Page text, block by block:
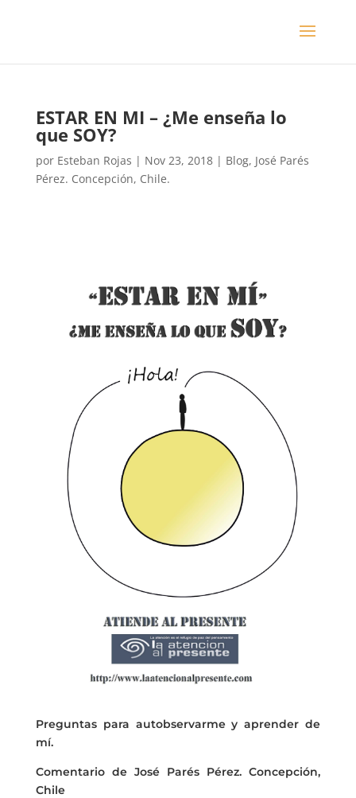
ESTAR EN MI – ¿Me enseña lo
que SOY?
por Esteban Rojas | Nov 23, 2018| Blog, José Parés
Pérez. Concepción, Chile.
Preguntas para autobservarme y aprender de
mí.
Comentario de José Parés Pérez. Concepción,
Chile